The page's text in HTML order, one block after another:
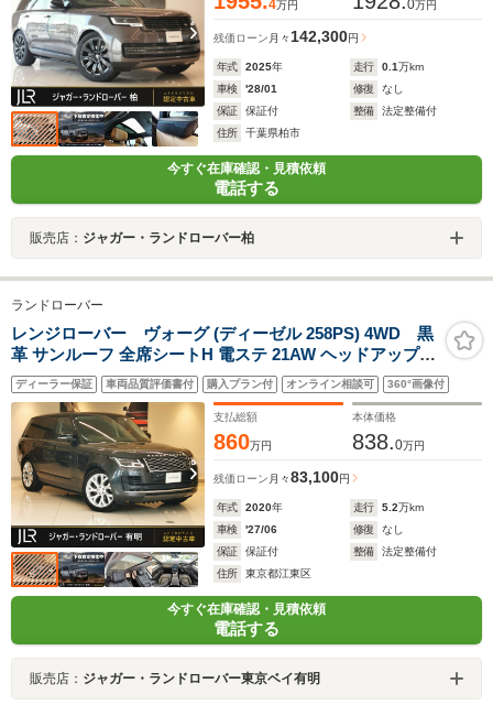
4万円 0万円
残価ローン 月々 142,300円
年式 2025年 走行 0.1万km
車検
'28/01 修復
なし
保証
保証付 整備
法定整備付
住所
千葉県柏市
今すぐ在庫確認・見積依頼
電話する
販売店： ジャガー・ランドローバー柏
ランドローバー
レンジローバー ヴォーグ (ディーゼル 258PS) 4WD 黒
革 サンルーフ 全席シートH 電ステ 21AW ヘッドアップデ
ィスプレイ センターコンソール急速クーラーBOX ステア
リングヒーター MERIDIAN インタラクティブドライバー
ディスプレイ パドルシフト
ディーラー保証 車両品質評価書付 購入プラン付 オンライン相談可 360°画像付
支払総額
860万円
本体価格
838.0万円
残価ローン 月々83,100円
年式 2020年 走行 5.2万km
車検
'27/06 修復
なし
保証
保証付 整備
法定整備付
住所
東京都江東区
今すぐ在庫確認・見積依頼
電話する
販売店： ジャガー・ランドローバー東京ベイ有明